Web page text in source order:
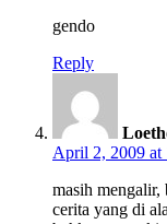
gendo
Reply
April 2, 2009 at
masih
cerita yang di